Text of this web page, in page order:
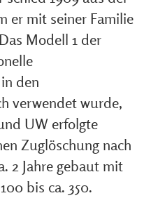
er mit seiner Familie
Modell 1 der
den
verwendet wurde,
UW erfolgte
Zuglöschung nach
2 Jahre gebaut mit
bis ca. 350.